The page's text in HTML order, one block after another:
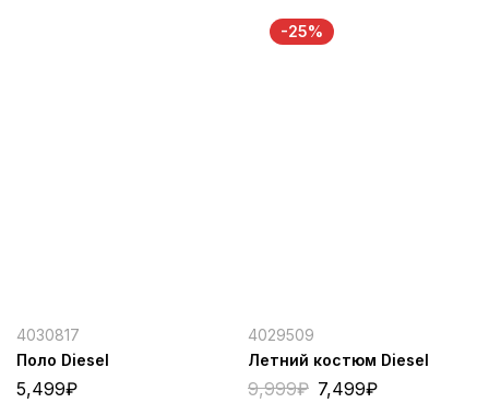
4030817
Поло Diesel
5,499₽
-25%
4029509
Летний костюм Diesel
9,999₽ 7,499₽